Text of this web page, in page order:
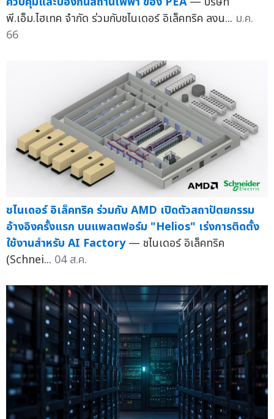
พี.เอ็ม.ไฮเทค จำกัด ร่วมกับชไนเดอร์ อิเล็คทริค ลงน... ม.ค.
66
ชไนเดอร์ อิเล็คทริค ร่วมกับ AMD เปิดตัวสถาปัตยกรรม
อ้างอิงครั้งแรก บนแพลตฟอร์ม "Helios" เร่งการติดตั้ง
ใช้งานสำหรับ AI Factory — ชไนเดอร์ อิเล็คทริค
(Schnei... 04 ส.ค.